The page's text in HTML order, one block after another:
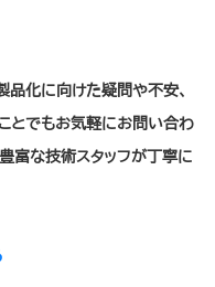
品化に向けた疑問や不安、
とでもお気軽にお問い合わ
富な技術スタッフが丁寧に